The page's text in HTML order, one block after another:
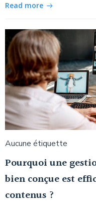
Read more
Aucune étiquette
Pourquoi une
bien conçue est
contenus ?